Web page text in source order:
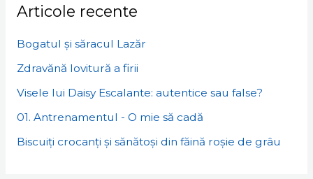
Articole recente
Bogatul și săracul Lazăr
Zdravănă lovitură a firii
Visele lui Daisy Escalante: autentice sau false?
01. Antrenamentul - O mie să cadă
Biscuiți crocanți și sănătoși din făină roșie de grâu